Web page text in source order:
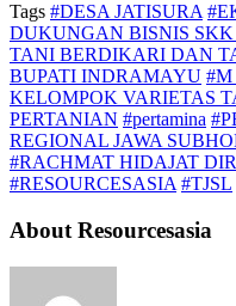
Tags #DESA JATISURA
DUKUNGAN BISNIS
TANI BERDIKARI DAN
BUPATI INDRAMAYU
KELOMPOK VARIETAS
PERTANIAN #pertamina
REGIONAL JAWA
#RACHMAT HIDAJAT
#RESOURCESASIA #TJSL
About Resourcesasia